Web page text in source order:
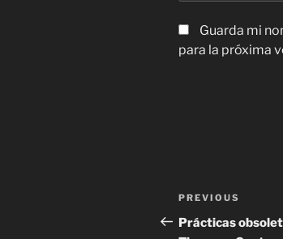
Guarda mi
para la próxima
Navegación
de
Previous
Post
PREVIOUS
Prácticas